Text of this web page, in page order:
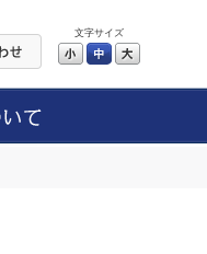
文字サイズ
小 中